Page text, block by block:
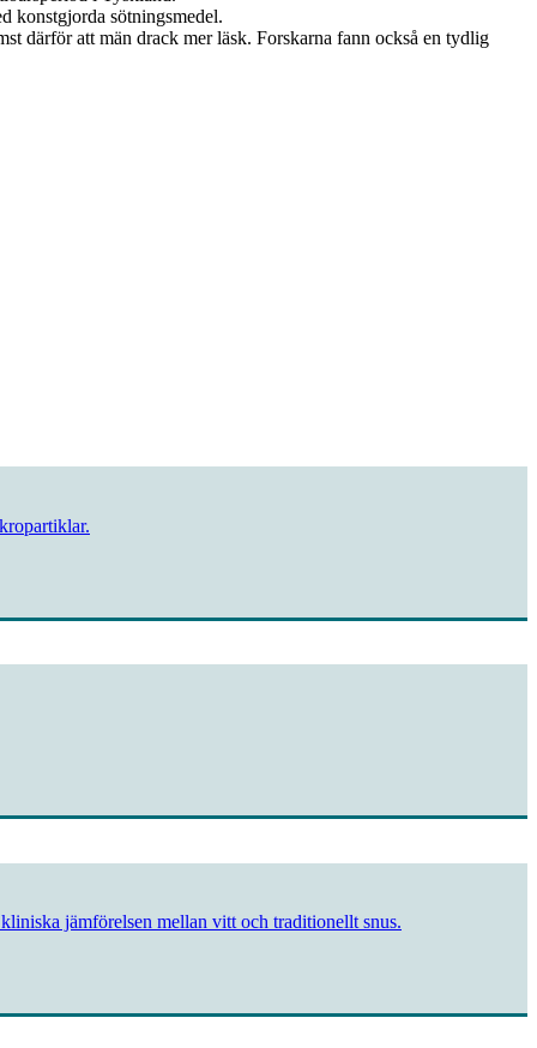
konstgjorda sötningsmedel.
därför att män drack mer läsk. Forskarna fann också en tydlig
jämförelsen mellan vitt och traditionellt snus.